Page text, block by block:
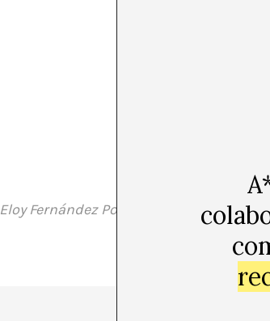
Eloy Fernández Porta realizará este mes